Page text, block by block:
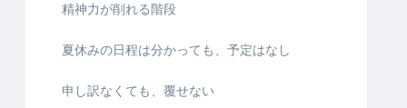
精神力が削れる階段
夏休みの日程は分かっても、予定はなし
申し訳なくても、覆せない